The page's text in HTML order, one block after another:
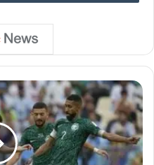
وسيبدأ المدير الفني
الأساسية التالية
مونديال قطر 2022، ضد نظيره الأوروغواني:
س
ل
م
ا
ن
ا